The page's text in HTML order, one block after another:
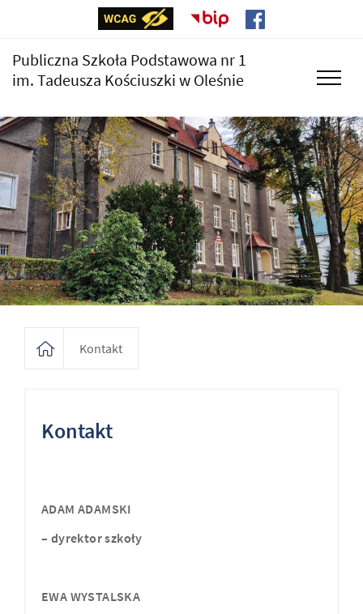
Publiczna Szkoła Podstawowa nr 1
im. Tadeusza Kościuszki w Oleśnie
Kontakt
Kontakt
ADAM ADAMSKI
– dyrektor szkoły
EWA WYSTALSKA